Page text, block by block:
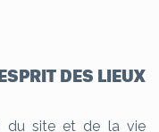
DES LIEUX
du site et de la vie